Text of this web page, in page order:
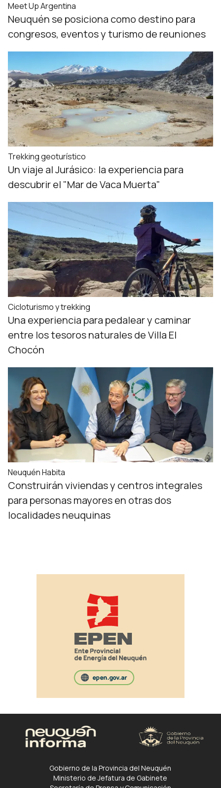
Meet Up Argentina
Neuquén se posiciona como destino para
congresos, eventos y turismo de reuniones
Trekking geoturístico
Un viaje al Jurásico: la experiencia para
descubrir el "Mar de Vaca Muerta"
Cicloturismo y trekking
Una experiencia para pedalear y caminar
entre los tesoros naturales de Villa El
Chocón
Neuquén Habita
Construirán viviendas y centros integrales
para personas mayores en otras dos
localidades neuquinas
Gobierno de la Provincia del Neuquén
Ministerio de Jefatura de Gabinete